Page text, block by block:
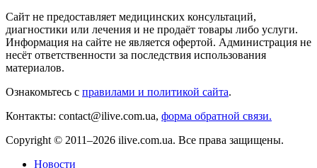
Сайт не предоставляет медицинских консультаций,
диагностики или лечения и не продаёт товары либо услуги.
Информация на сайте не является офертой. Администрация не
несёт ответственности за последствия использования
материалов.
Ознакомьтесь с правилами и политикой сайта.
Контакты: contact@ilive.com.ua, форма обратной связи.
Copyright © 2011–2026 ilive.com.ua. Все права защищены.
Новости